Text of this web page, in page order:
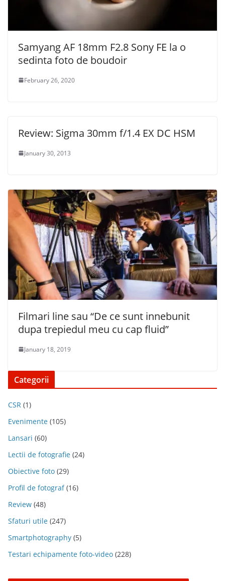
Samyang AF 18mm F2.8 Sony FE la o
sedinta foto de boudoir
February 26, 2020
Review: Sigma 30mm f/1.4 EX DC HSM
January 30, 2013
Filmari line sau “De ce sunt innebunit
dupa trepiedul meu cu cap fluid”
January 18, 2019
Categorii
CSR (1)
Evenimente (105)
Lansari (60)
Lectii de fotografie (24)
Obiective foto (29)
Profil de fotograf(16)
Review (48)
Sfaturi utile (247)
Smartphotography (5)
Testari echipamente foto-video (228)